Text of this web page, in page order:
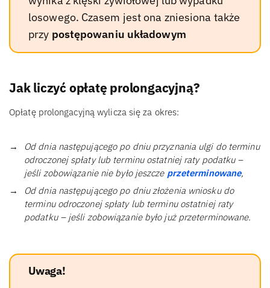
losowego. Czasem jest ona zniesiona także
przy postępowaniu układowym
Jak liczyć opłatę prolongacyjną?
Opłatę prolongacyjną wylicza się za okres:
Od dnia następującego po dniu przyznania ulgi do terminu
odroczonej spłaty lub terminu ostatniej raty podatku –
jeśli zobowiązanie nie było jeszcze przeterminowane,
Od dnia następującego po dniu złożenia wniosku do
terminu odroczonej spłaty lub terminu ostatniej raty
podatku – jeśli zobowiązanie było już przeterminowane.
Uwaga!